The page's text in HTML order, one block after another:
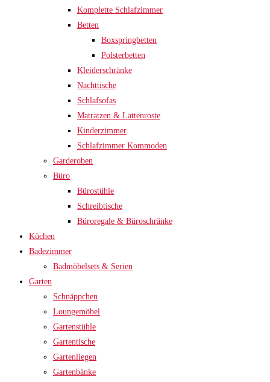
Komplette Schlafzimmer
Betten
Boxspringbetten
Polsterbetten
Kleiderschränke
Nachttische
Schlafsofas
Matratzen & Lattenroste
Kinderzimmer
Schlafzimmer Kommoden
Garderoben
Büro
Bürostühle
Schreibtische
Büroregale & Büroschränke
Küchen
Badezimmer
Badmöbelsets & Serien
Garten
Schnäppchen
Loungemöbel
Gartenstühle
Gartentische
Gartenliegen
Gartenbänke